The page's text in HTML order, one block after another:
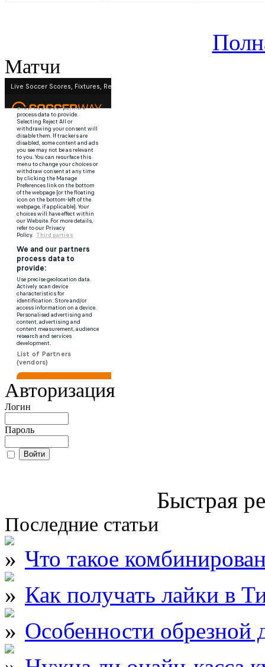
Матчи
Авторизация
Логин
Пароль
Быстрая
Последние статьи
Что такое
Как получать лайки в
Особенности обрезной